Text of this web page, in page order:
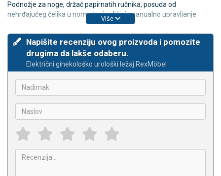
Podnožje za noge, držač papirnatih ručnika, posuda od
nehrđajućeg čelika u normalnoj veličini, manualno upravljanje.
Više
Napišite recenziju ovog proizvoda i pomozite
drugima da lakše odaberu.
Električni ginekološko urološki ležaj RexMöbel